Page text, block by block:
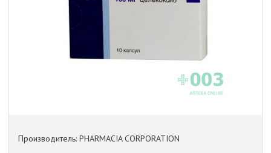
Производитель: PHARMACIA CORPORATION